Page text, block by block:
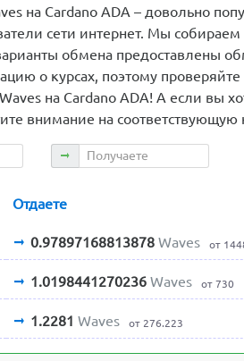
на Cardano ADA – довольно
сети интернет. Мы
обмена предоставлены
о курсах, поэтому проверяйте
на Cardano ADA! А если вы
внимание на
Получаете
Отдаете
0.97897168813878 Waves от
1.0198441270236 Waves от 730
1.2281 Waves от 276.223